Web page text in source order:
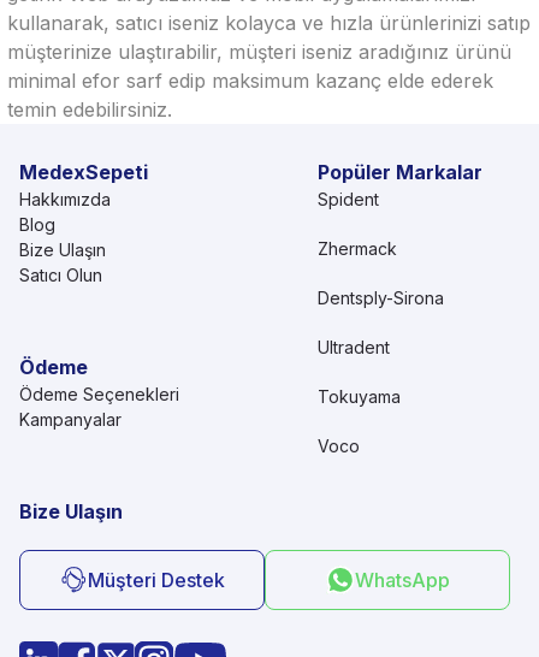
kullanarak, satıcı iseniz kolayca ve hızla ürünlerinizi satıp
müşterinize ulaştırabilir, müşteri iseniz aradığınız ürünü
minimal efor sarf edip maksimum kazanç elde ederek
temin edebilirsiniz.
MedexSepeti
Hakkımızda
Blog
Bize Ulaşın
Satıcı Olun
Ödeme
Ödeme Seçenekleri
Kampanyalar
Popüler Markalar
Spident
Zhermack
Dentsply-Sirona
Ultradent
Tokuyama
Voco
Bize Ulaşın
Müşteri Destek WhatsApp